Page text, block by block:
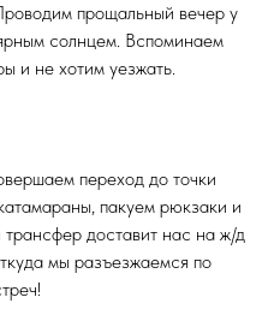
прощальный вечер у
солнцем. Вспоминаем
и не хотим уезжать.
переход до точки
пакуем рюкзаки и
доставит нас на ж/д
мы разъезжаемся по